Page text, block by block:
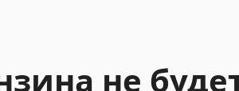
не